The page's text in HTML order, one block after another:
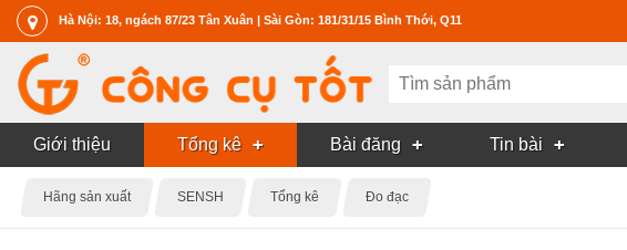
Hà Nội: 18, ngách 87/23 Tân Xuân | Sài Gòn: 181/31/15 Bình Thới, Q11
Giới thiệu Tổng kê Bài đăng Tin bài
Hãng sản xuất SENSH Tổng kê Đo đạc